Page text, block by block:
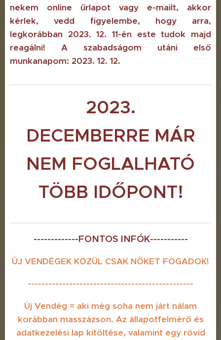
nekem online űrlapot vagy e-mailt, akkor
kérlek, vedd figyelembe, hogy arra,
legkorábban 2023. 12. 11-én este tudok majd
reagálni! A szabadságom utáni első
munkanapom: 2023. 12. 12.
2023.
DECEMBERRE MÁR
NEM FOGLALHATÓ
TÖBB IDŐPONT!
-------------FONTOS INFÓK-----------
ÚJ VENDÉGEK KÖZÜL CSAK NŐKET FOGADOK!
------------------------------------------------
Új Vendég = aki még soha nem járt nálam
korábban masszázson. Az állapotfelmérő és
adatkezelési lap kitöltése, valamint egy rövid